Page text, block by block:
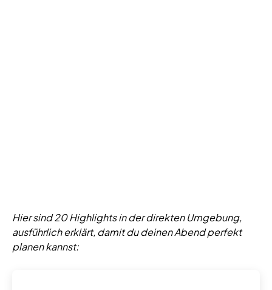
Hier sind 20 Highlights in der direkten Umgebung,
ausführlich erklärt, damit du deinen Abend perfekt
planen kannst: